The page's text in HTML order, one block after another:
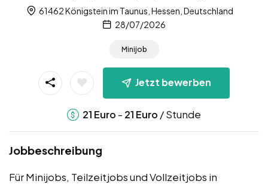
61462 Königstein im Taunus, Hessen, Deutschland
28/07/2026
Minijob
Jetzt bewerben
21 Euro - 21 Euro / Stunde
Jobbeschreibung
Für Minijobs, Teilzeitjobs und Vollzeitjobs in